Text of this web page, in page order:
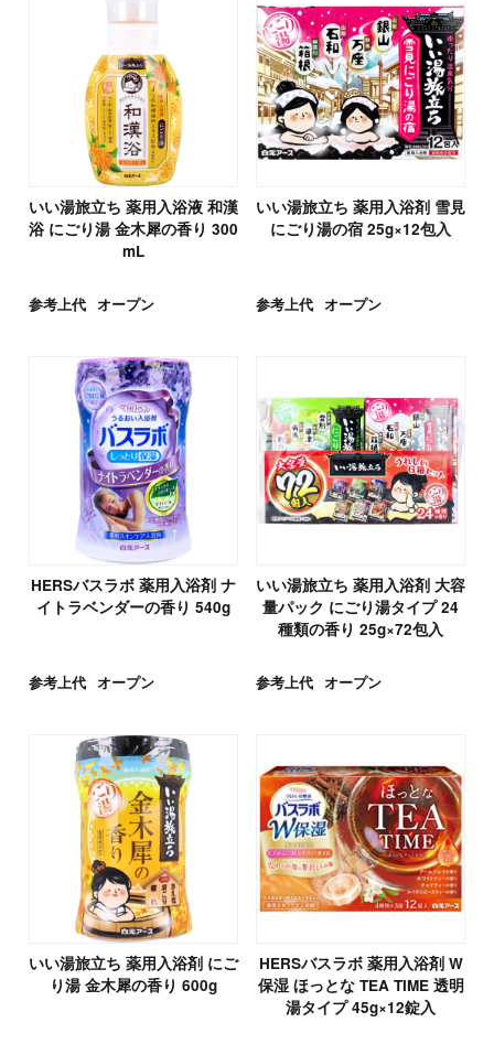
いい湯旅立ち 薬用入浴液 和漢
浴 にごり湯 金木犀の香り 300
mL
参考上代 オープン
いい湯旅立ち 薬用入浴剤 雪見
にごり湯の宿 25g×12包入
参考上代 オープン
HERSバスラボ 薬用入浴剤 ナ
イトラベンダーの香り 540g
参考上代 オープン
いい湯旅立ち 薬用入浴剤 大容
量パック にごり湯タイプ 24
種類の香り 25g×72包入
参考上代 オープン
いい湯旅立ち 薬用入浴剤 にご
り湯 金木犀の香り 600g
HERSバスラボ 薬用入浴剤 W
保湿 ほっとな TEA TIME 透明
湯タイプ 45g×12錠入